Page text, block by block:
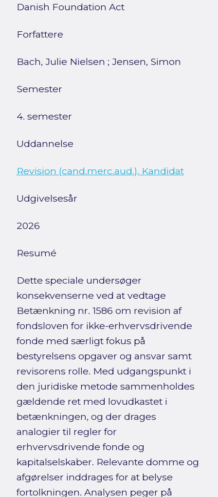
Danish Foundation Act
Forfattere
Bach, Julie Nielsen ; Jensen, Simon
Semester
4. semester
Uddannelse
Revision (cand.merc.aud.), Kandidat
Udgivelsesår
2026
Resumé
Dette speciale undersøger
konsekvenserne ved at vedtage
Betænkning nr. 1586 om revision af
fondsloven for ikke-erhvervsdrivende
fonde med særligt fokus på
bestyrelsens opgaver og ansvar samt
revisorens rolle. Med udgangspunkt i
den juridiske metode sammenholdes
gældende ret med lovudkastet i
betænkningen, og der drages
analogier til regler for
erhvervsdrivende fonde og
kapitalselskaber. Relevante domme og
afgørelser inddrages for at belyse
fortolkningen. Analysen peger på